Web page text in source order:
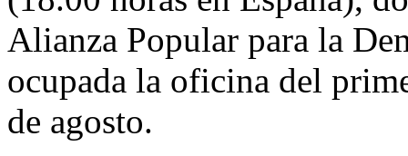
Alianza Popular para la
ocupada la oficina del
de agosto.